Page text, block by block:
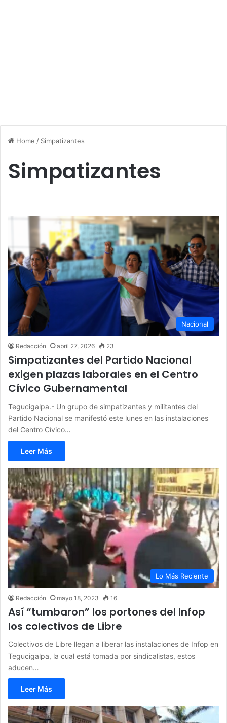
Home / Simpatizantes
Simpatizantes
Nacional
Redacción abril 27, 2026 23
Simpatizantes del Partido Nacional
exigen plazas laborales en el Centro
Cívico Gubernamental
Tegucigalpa.- Un grupo de simpatizantes y militantes del
Partido Nacional se manifestó este lunes en las instalaciones
del Centro Cívico…
Leer Más
Lo Más Reciente
Redacción mayo 18, 2023 16
Así “tumbaron” los portones del Infop
los colectivos de Libre
Colectivos de Libre llegan a liberar las instalaciones de Infop en
Tegucigalpa, la cual está tomada por sindicalistas, estos
aducen…
Leer Más